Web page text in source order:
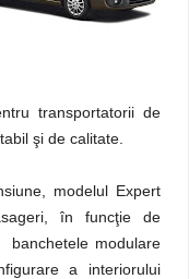
transportatorii de
şi de calitate.
modelul Expert
în funcţie de
modulare
a interiorului